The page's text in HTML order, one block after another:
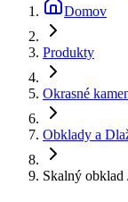
Domov
Produkty
Okrasné
Obklady a
Skalný